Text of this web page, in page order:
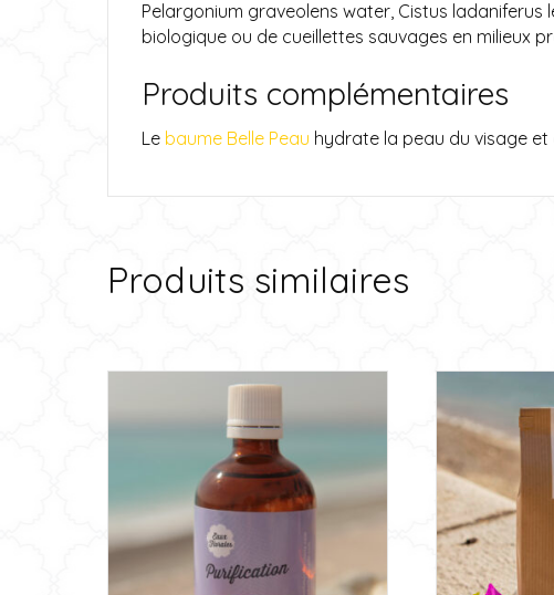
Pelargonium graveolens water, Cistus
biologique ou de cueillettes sauvages en milieux
Produits complémentaires
Le baume Belle Peau hydrate la peau du visage
Produits similaires